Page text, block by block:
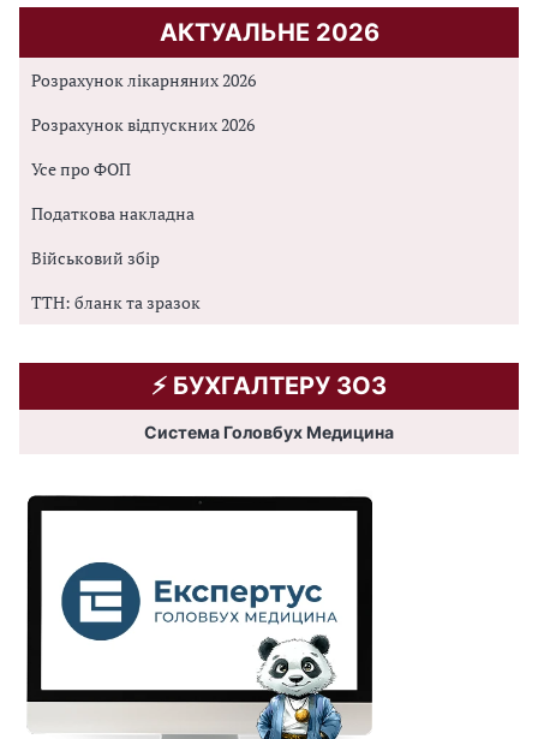
АКТУАЛЬНЕ 2026
Розрахунок лікарняних 2026
Розрахунок відпускних 2026
Усе про ФОП
Податкова накладна
Військовий збір
ТТН: бланк та зразок
⚡️ БУХГАЛТЕРУ ЗОЗ
Система Головбух Медицина